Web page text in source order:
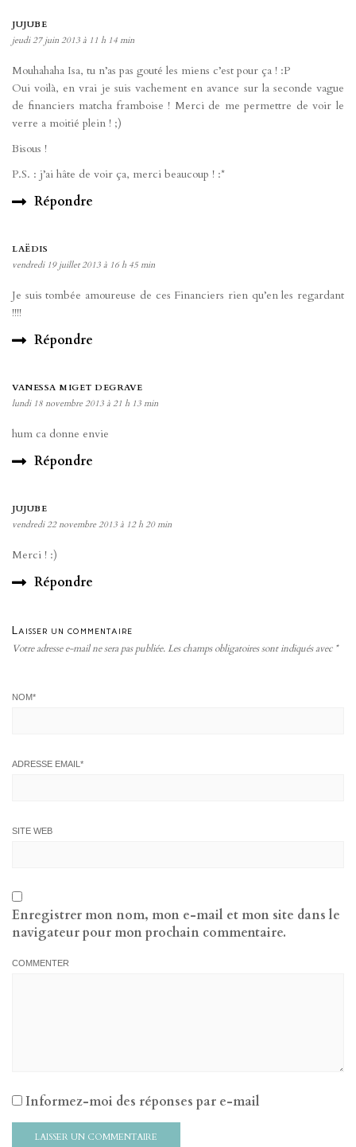
JUJUBE
jeudi 27 juin 2013 à 11 h 14 min
Mouhahaha Isa, tu n’as pas gouté les miens c’est pour ça ! :P
Oui voilà, en vrai je suis vachement en avance sur la seconde vague
de financiers matcha framboise ! Merci de me permettre de voir le
verre a moitié plein ! ;)
Bisous !
P.S. : j’ai hâte de voir ça, merci beaucoup ! :*
Répondre
LAËDIS
vendredi 19 juillet 2013 à 16 h 45 min
Je suis tombée amoureuse de ces Financiers rien qu’en les regardant
!!!!
Répondre
VANESSA MIGET DEGRAVE
lundi 18 novembre 2013 à 21 h 13 min
hum ca donne envie
Répondre
JUJUBE
vendredi 22 novembre 2013 à 12 h 20 min
Merci ! :)
Répondre
Laisser un commentaire
Votre adresse e-mail ne sera pas publiée.Les champs obligatoires sont indiqués avec *
NOM*
ADRESSE EMAIL *
SITE WEB
Enregistrer mon nom, mon e-mail et mon site dans le
navigateur pour mon prochain commentaire.
COMMENTER
Informez-moi des réponses par e-mail